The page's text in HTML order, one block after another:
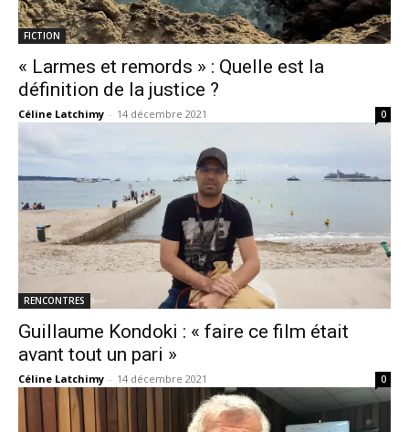
FICTION
« Larmes et remords » : Quelle est la
définition de la justice ?
Céline Latchimy - 14 décembre 2021 0
RENCONTRES
Guillaume Kondoki : « faire ce film était
avant tout un pari »
Céline Latchimy - 14 décembre 2021 0